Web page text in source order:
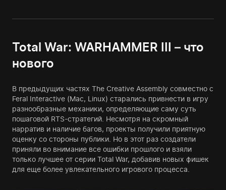
Total War: WARHAMMER III – что
нового
В предыдущих частях The Creative Assembly совместно с
Feral Interactive (Mac, Linux) старались привнести в игру
разнообразные механики, определяющие саму суть
пошаговой RTS-стратегий. Несмотря на скромный
нарратив и наличие багов, проекты получили приятную
оценку со стороны публики. Но в этот раз создатели
приняли во внимание все ошибки прошлого и взяли
только лучшее от серии Total War, добавив новых фишек
для еще более увлекательного игрового процесса.